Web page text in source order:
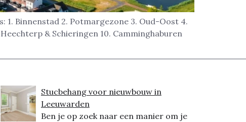
1. Binnenstad 2. Potmargezone 3. Oud-Oost 4.
& Schieringen 10. Camminghaburen
Stucbehang voor nieuwbouw in
Leeuwarden
Ben je op zoek naar een manier om je